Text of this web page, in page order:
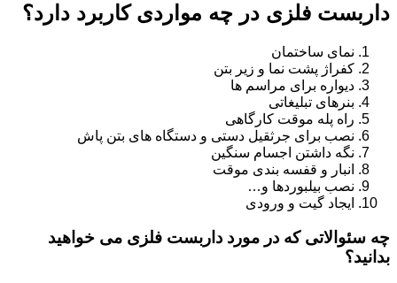
داربست فلزی در چه مواردی کاربرد دارد؟
نمای ساختمان
کفراژ پشت نما و زیر بتن
دیواره برای مراسم ها
بنرهای تبلیغاتی
راه پله موقت کارگاهی
نصب برای جرثقیل دستی و دستگاه های بتن پاش
نگه داشتن اجسام سنگین
انبار و قفسه بندی موقت
نصب بیلبوردها و…
ایجاد گیت و ورودی
چه سئوالاتی که در مورد داربست فلزی می خواهید
بدانید؟